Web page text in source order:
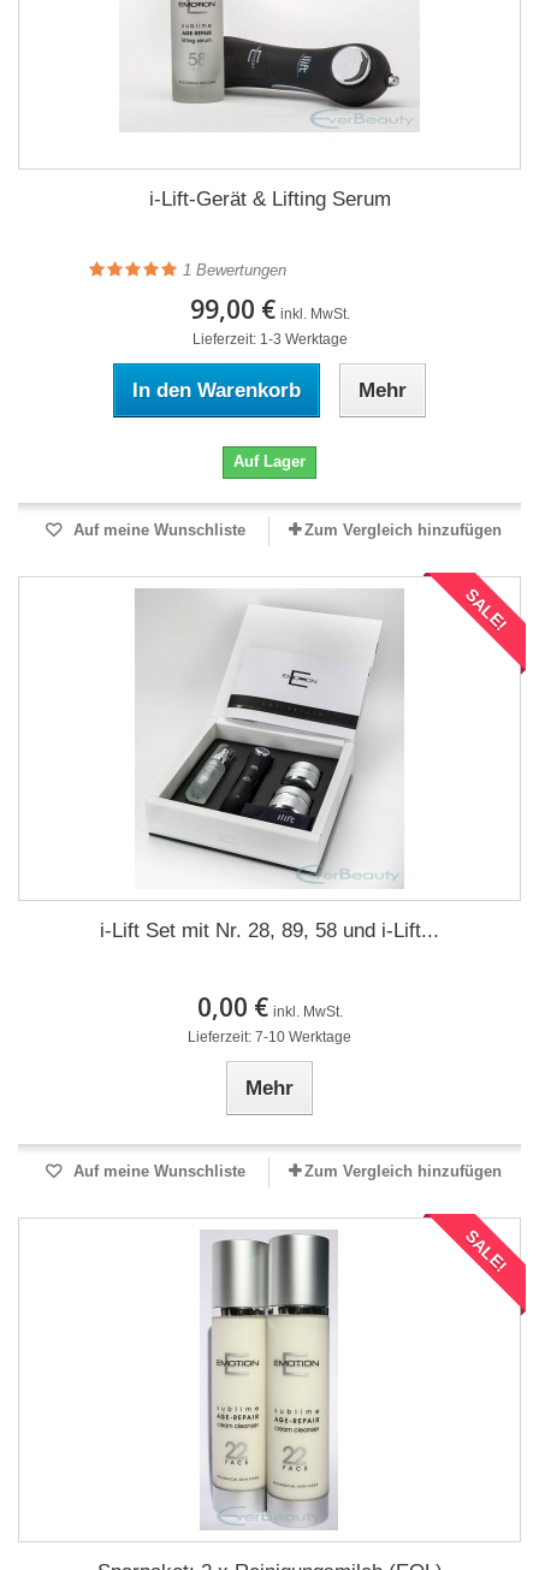
i-Lift-Gerät & Lifting Serum
1 Bewertungen
99,00 € inkl. MwSt.
Lieferzeit: 1-3 Werktage
In den Warenkorb Mehr
Auf Lager
Auf meine Wunschliste Zum Vergleich hinzufügen
SALE!
i-Lift Set mit Nr. 28, 89, 58 und i-Lift...
0,00 € inkl. MwSt.
Lieferzeit: 7-10 Werktage
Mehr
Auf meine Wunschliste Zum Vergleich hinzufügen
SALE!